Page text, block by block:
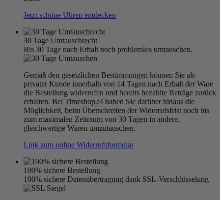
Jetzt schöne Uhren entdecken
30 Tage Umtauschrecht
Bis 30 Tage nach Erhalt noch problemlos umtauschen.
Gemäß den gesetzlichen Bestimmungen können Sie als
privater Kunde innerhalb von 14 Tagen nach Erhalt der Ware
die Bestellung widerrufen und bereits bezahlte Beträge zurück
erhalten. Bei Timeshop24 haben Sie darüber hinaus die
Möglichkeit, beim Überschreiten der Widerrufsfrist noch bis
zum maximalen Zeitraum von 30 Tagen in andere,
gleichwertige Waren umzutauschen.
Link zum online Widerrufsformular
100% sichere Bestellung
100% sichere Datenübertragung dank SSL-Verschlüsselung